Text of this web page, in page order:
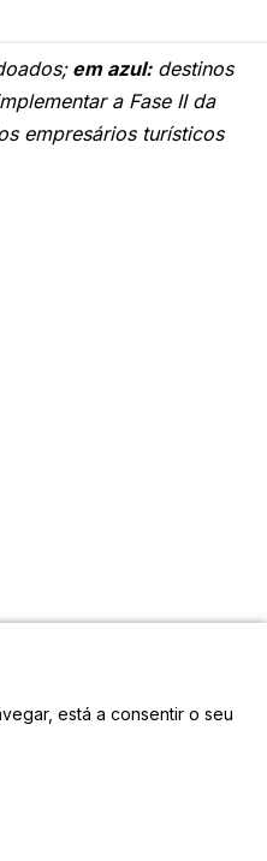
em azul:destinos
a Fase II da
empresários turísticos
está a consentir o seu